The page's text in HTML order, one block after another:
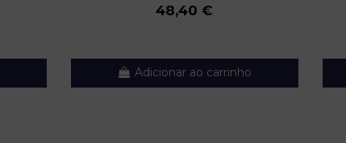
48,40 €
Adicionar ao carrinho